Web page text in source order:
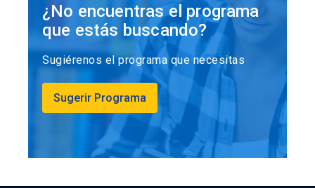
¿No encuentras el programa
que estás buscando?
Sugiérenos el programa que necesitas
Sugerir Programa